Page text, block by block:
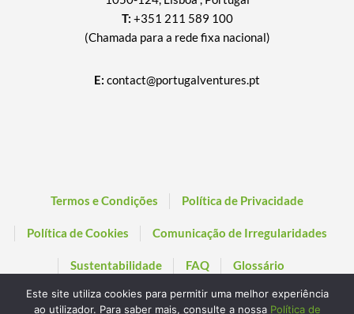
T: +351 211 589 100
(Chamada para a rede fixa nacional)
E: contact@portugalventures.pt
Termos e Condições Política de Privacidade
Política de Cookies Comunicação de Irregularidades
Sustentabilidade FAQ Glossário
Este site utiliza cookies para permitir uma melhor experiência
ao utilizador. Para saber mais, consulte a nossa Política de